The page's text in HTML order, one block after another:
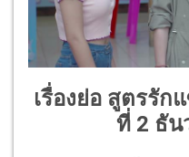
เรื่องย่อ สูตรรัก
ที่ 2 ธัน